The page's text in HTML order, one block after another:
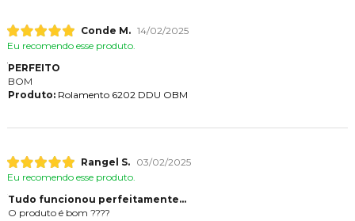
Conde M. 14/02/2025
Eu recomendo esse produto.
PERFEITO
BOM
Produto:Rolamento 6202 DDU OBM
Rangel S.
03/02/2025
Eu recomendo esse produto.
Tudo funcionou perfeitamente...
O produto é bom ????